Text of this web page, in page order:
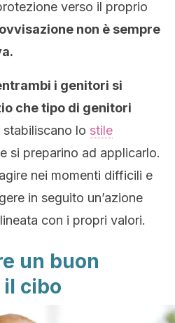
verso il proprio
non è sempre
i genitori si
che tipo di genitori
stabiliscano lo stile
si preparino ad applicarlo.
nei momenti difficili e
in seguito un’azione
con i propri valori.
un buon
cibo